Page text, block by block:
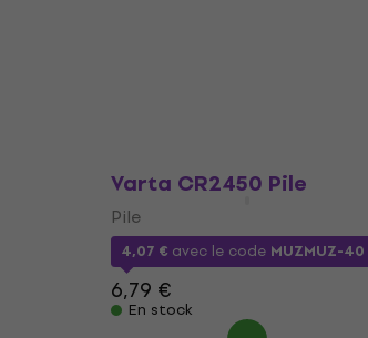
Varta CR2450 Pile
Pile
4,07 € avec le code MUZMUZ-40
6,79 €
En stock